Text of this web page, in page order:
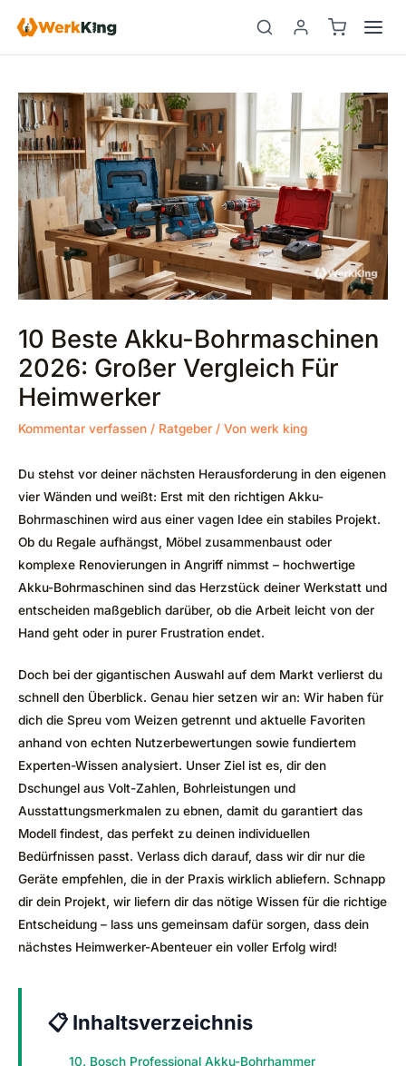
Inhalt
springen
10 Beste Akku-Bohrmaschinen
2026: Großer Vergleich Für
Heimwerker
Kommentar verfassen / Ratgeber / Von werk king
Du stehst vor deiner nächsten Herausforderung in den eigenen
vier Wänden und weißt: Erst mit den richtigen Akku-
Bohrmaschinen wird aus einer vagen Idee ein stabiles Projekt.
Ob du Regale aufhängst, Möbel zusammenbaust oder
komplexe Renovierungen in Angriff nimmst – hochwertige
Akku-Bohrmaschinen sind das Herzstück deiner Werkstatt und
entscheiden maßgeblich darüber, ob die Arbeit leicht von der
Hand geht oder in purer Frustration endet.
Doch bei der gigantischen Auswahl auf dem Markt verlierst du
schnell den Überblick. Genau hier setzen wir an: Wir haben für
dich die Spreu vom Weizen getrennt und aktuelle Favoriten
anhand von echten Nutzerbewertungen sowie fundiertem
Experten-Wissen analysiert. Unser Ziel ist es, dir den
Dschungel aus Volt-Zahlen, Bohrleistungen und
Ausstattungsmerkmalen zu ebnen, damit du garantiert das
Modell findest, das perfekt zu deinen individuellen
Bedürfnissen passt. Verlass dich darauf, dass wir dir nur die
Geräte empfehlen, die in der Praxis wirklich abliefern. Schnapp
dir dein Projekt, wir liefern dir das nötige Wissen für die richtige
Entscheidung – lass uns gemeinsam dafür sorgen, dass dein
nächstes Heimwerker-Abenteuer ein voller Erfolg wird!
📋 Inhaltsverzeichnis
10. Bosch Professional Akku-Bohrhammer